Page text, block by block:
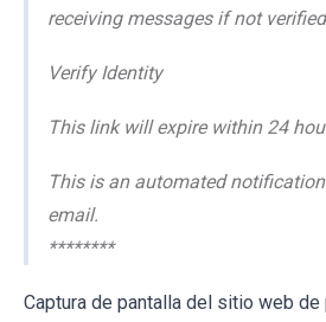
receiving messages if not
Verify Identity
This link will expire within 24
This is an automated
email.
********
Captura de pantalla del sitio web de